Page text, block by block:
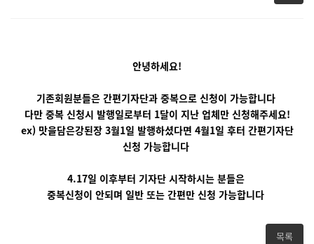
안녕하세요!
기존회원분들은 간편기자단과 중복으로 신청이 가능합니다
다만 중복 신청시 발행일로부터 1달이 지난 업체만 신청해주세요!
ex) 맛을담은강된장 3월1일 발행하셨다면 4월1일 후터 간편기자단
신청 가능합니다
4.17일 이후부터 기자단 시작하시는 분들은
중복신청이 안되며 일반 또는 간편만 신청 가능합니다
목록